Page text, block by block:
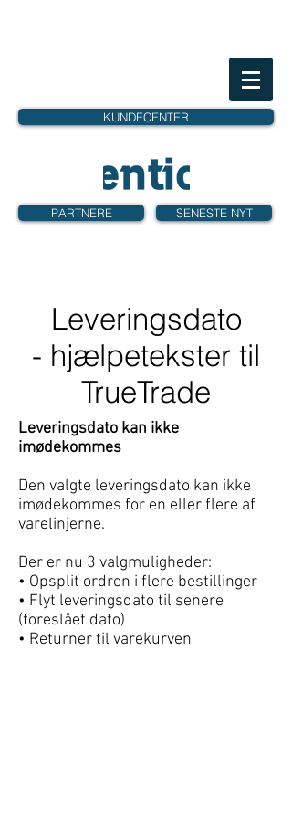
KUNDECENTER
PARTNERE SENESTE NYT
Leveringsdato
- hjælpetekster til
TrueTrade
Leveringsdato kan ikke
imødekommes
Den valgte leveringsdato kan ikke
imødekommes for en eller flere af
varelinjerne.
Der er nu 3 valgmuligheder:
• Opsplit ordren i flere bestillinger
• Flyt leveringsdato til senere
(foreslået dato)
• Returner til varekurven